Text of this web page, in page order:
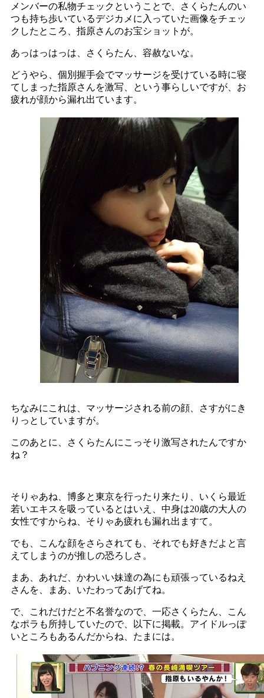
メンバーの私物チェックということで、さくらたんのい
つも持ち歩いているデジカメに入っていた画像をチェッ
クしたところ、指原さんのお宝ショットが。
あっはっはっは、さくらたん、容赦ないな。
どうやら、個別握手会でマッサージを受けている時に寝
てしまった指原さんを激写、という事らしいですが、お
疲れが顔から漏れ出ています。
ちなみにこれは、マッサージされる前の顔、さすがにき
りっとしていますが。
このあとに、さくらたんにこっそり激写されたんですか
ね？
そりゃあね、博多と東京を行ったり来たり、いくら最近
若いエキスを吸っているとはいえ、中身は20歳の大人の
女性ですからね、そりゃあ疲れも漏れ出ますて。
でも、こんな顔をさらされても、それでも好きだよと言
えてしまうのが推しの恐ろしさ。
まあ、あれだ、かわいい妹達の為にも頑張っているねえ
さんを、まあ、いたわってあげてね。
で、これだけだと不名誉なので、一応さくらたん、こん
なポラも所持していたので、以下に掲載。アイドルっぽ
いところもあるんだからね、たまには。